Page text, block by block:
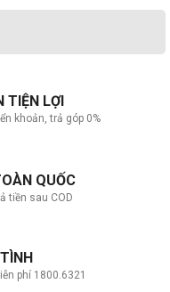
TIỆN LỢI
khoản, trả góp 0%
QUỐC
tiền sau COD
phí 1800.6321